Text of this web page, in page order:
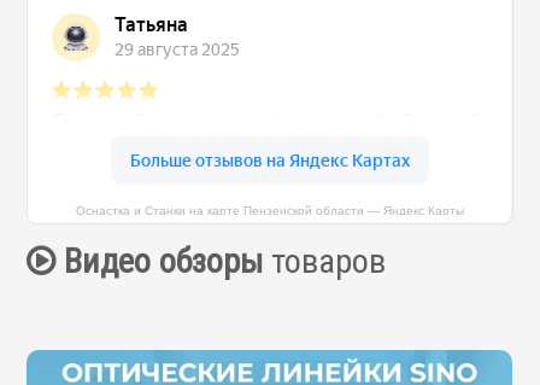
Оснастка и Станки на карте Пензенской области — Яндекс Карты
Видео обзоры товаров